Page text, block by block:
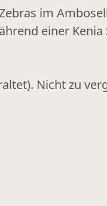
Nicht zu